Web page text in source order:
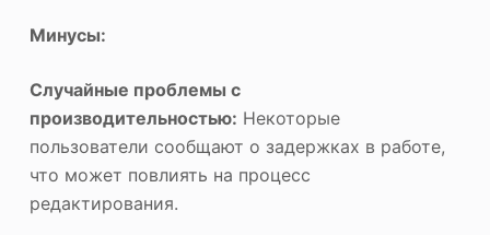
Минусы:
Случайные проблемы с
производительностью: Некоторые
пользователи сообщают о задержках в работе,
что может повлиять на процесс
редактирования.